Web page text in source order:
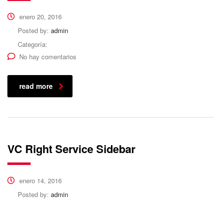
enero 20, 2016
Posted by: admin
Categoría:
No hay comentarios
read more
VC Right Service Sidebar
enero 14, 2016
Posted by: admin